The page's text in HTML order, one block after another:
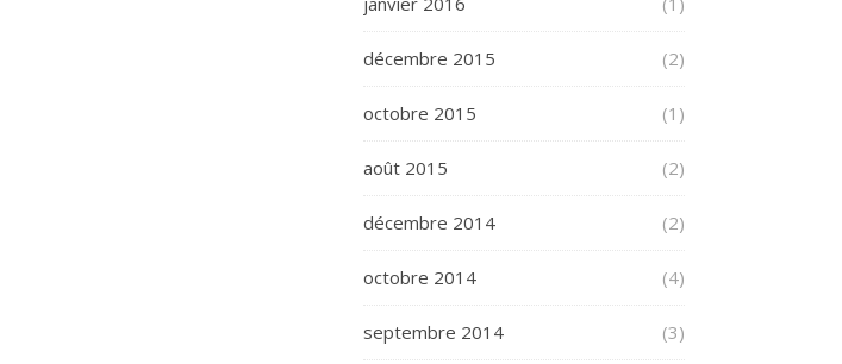
décembre 2015 (2)
octobre 2015 (1)
août 2015 (2)
décembre 2014 (2)
octobre 2014 (4)
septembre 2014 (3)